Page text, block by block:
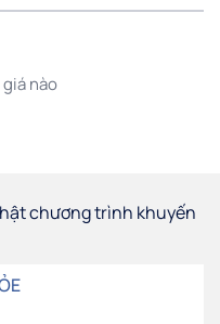
nào
chương trình khuyến